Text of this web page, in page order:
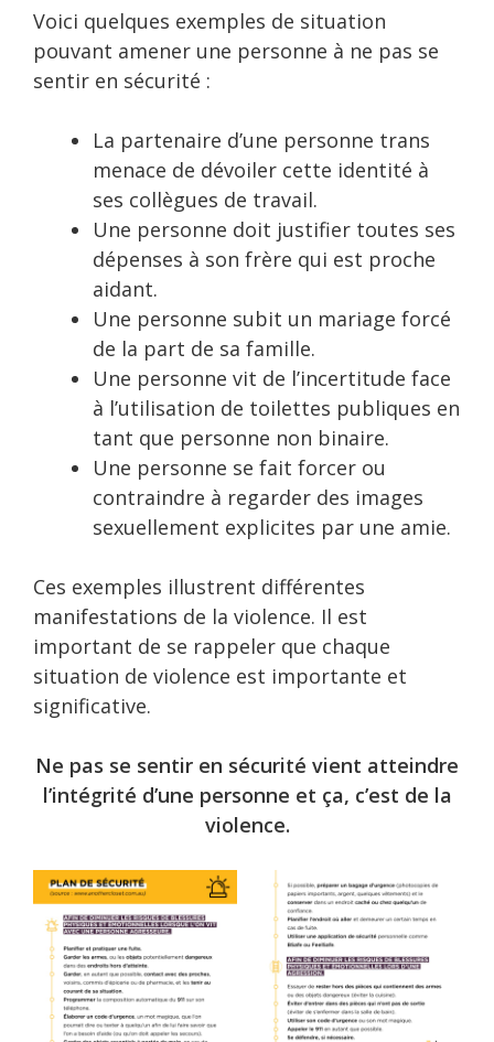
Voici quelques exemples de situation
pouvant amener une personne à ne pas se
sentir en sécurité :
La partenaire d’une personne trans
menace de dévoiler cette identité à
ses collègues de travail.
Une personne doit justifier toutes ses
dépenses à son frère qui est proche
aidant.
Une personne subit un mariage forcé
de la part de sa famille.
Une personne vit de l’incertitude face
à l’utilisation de toilettes publiques en
tant que personne non binaire.
Une personne se fait forcer ou
contraindre à regarder des images
sexuellement explicites par une amie.
Ces exemples illustrent différentes
manifestations de la violence. Il est
important de se rappeler que chaque
situation de violence est importante et
significative.
Ne pas se sentir en sécurité vient atteindre
l’intégrité d’une personne et ça, c’est de la
violence.